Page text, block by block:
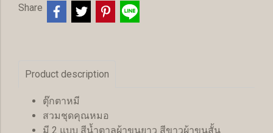
Share
Product description
ตุ๊กตาหมี
สวมชุดคุณหมอ
มี 2 แบบ สีน้ำตาลผ้าขนยาว สีขาวผ้าขนสั้น